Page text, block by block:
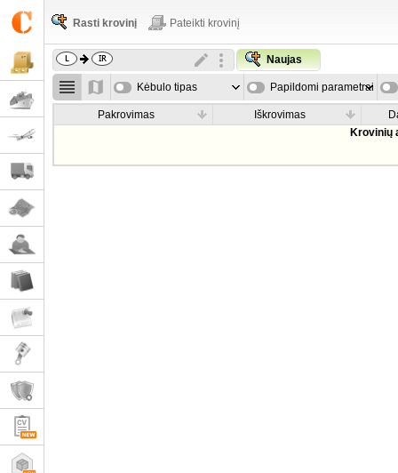
Rasti krovinį Pateikti krovinį
Naujas
Kėbulo tipas Papildomi parametrai
Pakrovimas Iškrovimas
Krovinių